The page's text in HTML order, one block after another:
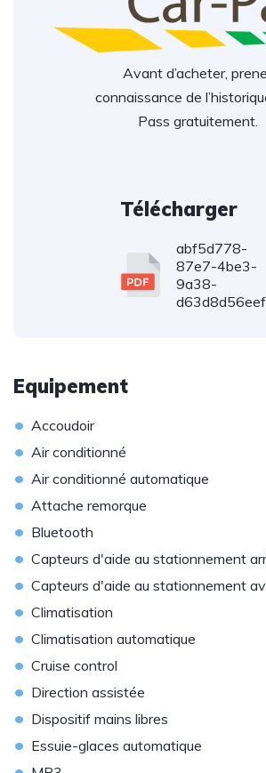
Avant d’acheter,
connaissance de
Pass gratuitement.
Télécharger
abf5d778-
87e7-4be3-
9a38-
Equipement
• Accoudoir
• Air conditionné
• Air conditionné automatique
• Attache remorque
• Bluetooth
• Capteurs d'aide au stationnement
• Capteurs d'aide au stationnement
• Climatisation
• Climatisation automatique
• Cruise control
• Direction assistée
• Dispositif mains libres
• Essuie-glaces automatique